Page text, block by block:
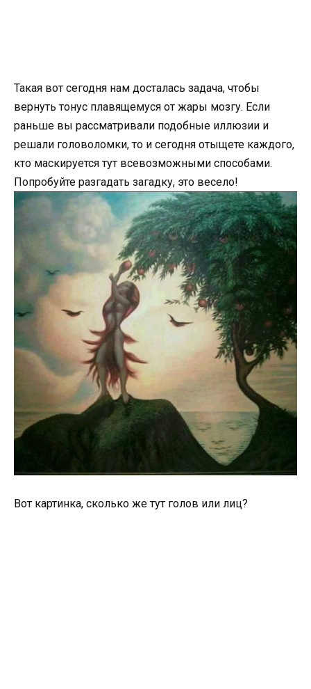
Такая вот сегодня нам досталась задача, чтобы
вернуть тонус плавящемуся от жары мозгу. Если
раньше вы рассматривали подобные иллюзии и
решали головоломки, то и сегодня отыщете каждого,
кто маскируется тут всевозможными способами.
Попробуйте разгадать загадку, это весело!
Вот картинка, сколько же тут голов или лиц?